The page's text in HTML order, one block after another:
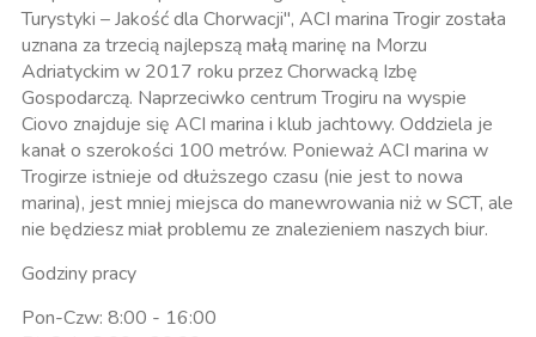
Turystyki – Jakość dla Chorwacji", ACI marina Trogir została
uznana za trzecią najlepszą małą marinę na Morzu
Adriatyckim w 2017 roku przez Chorwacką Izbę
Gospodarczą. Naprzeciwko centrum Trogiru na wyspie
Ciovo znajduje się ACI marina i klub jachtowy. Oddziela je
kanał o szerokości 100 metrów. Ponieważ ACI marina w
Trogirze istnieje od dłuższego czasu (nie jest to nowa
marina), jest mniej miejsca do manewrowania niż w SCT, ale
nie będziesz miał problemu ze znalezieniem naszych biur.
Godziny pracy
Pon-Czw: 8:00 - 16:00